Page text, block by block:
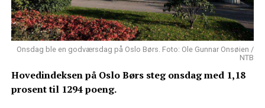
Onsdag ble en godværsdag på Oslo Børs. Foto: Ole Gunnar Onsøien /
NTB
Hovedindeksen på Oslo Børs steg onsdag med 1,18
prosent til 1294 poeng.